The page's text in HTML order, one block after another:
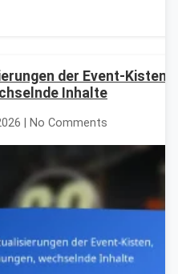
der Event-Kisten,
Inhalte
| No Comments